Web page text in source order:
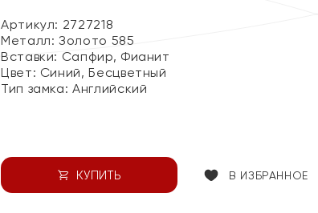
Артикул: 2727218
Металл:Золото 585
Вставки: Сапфир, Фианит
Цвет: Синий, Бесцветный
Тип замка:Английский
КУПИТЬ В ИЗБРАННОЕ